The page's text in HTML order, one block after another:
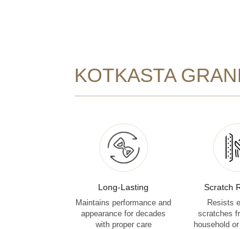
KOTKASTA
Long-Lasting
Maintains performance and
appearance for decades
with proper care
Scratch
Resists
scratches
household